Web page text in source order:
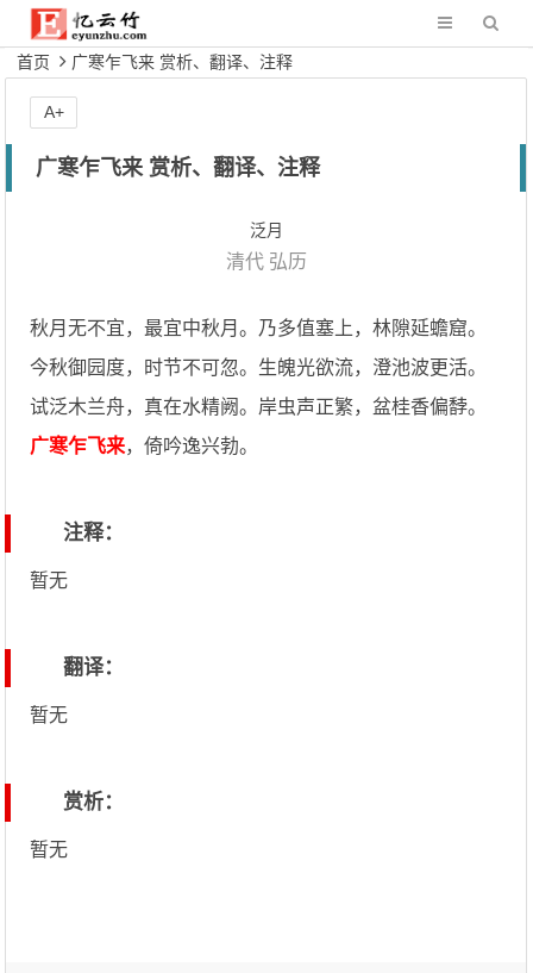
首页 广寒乍飞来 赏析、翻译、注释
广寒乍飞来 赏析、翻译、注释
泛月
清代 弘历
秋月无不宜，最宜中秋月。乃多值塞上，林隙延蟾窟。
今秋御园度，时节不可忽。生魄光欲流，澄池波更活。
试泛木兰舟，真在水精阙。岸虫声正繁，盆桂香偏馞。
广寒乍飞来，倚吟逸兴勃。
注释：
暂无
翻译：
暂无
赏析：
暂无
A+